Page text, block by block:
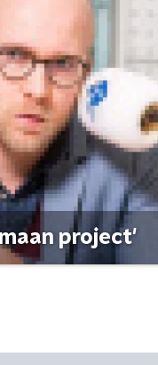
project'